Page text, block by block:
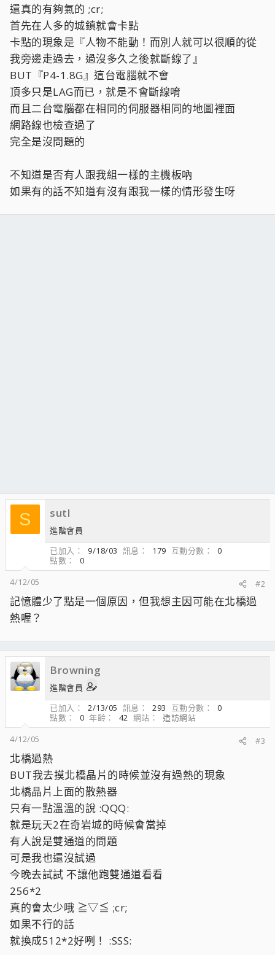
還真的有夠氣的 ;cr;
首先在人多的城鎮就會卡點
卡點的現象是『人物不能動！而別人就可以很順的從
我旁邊走過去，過沒多久之後就斷線了』
BUT『P4-1.8G』這台電腦就不會
頂多只是LAG而已，就是不會斷線唷
而且二台電腦都在相同的伺服器相同的地圖裡面
網路線也檢查過了
完全是沒問題的
不知道是否有人跟我組一樣的主機板吶
如果有的話不知道有沒有跟我一樣的情形發生呀
S sutl
進階會員
已加入
9/18/03 訊息 179 互動分數
0
點數
0
4/12/05
#2
記憶體少了點是一個原因，但我想主因可能在北橋過
熱喔？
Browning
進階會員
已加入
2/13/05 訊息 293 互動分數
0
點數
0 年齡 42 網站
造訪網站
4/12/05
#3
北橋過熱
BUT我去摸北橋晶片的時候並沒有過熱的現象
北橋晶片上面的散熱器
只有一點溫溫的說 :QQQ:
就是玩天2在奇岩城的時候會當掉
有人說是雙通道的問題
可是我也還沒試過
今晚去試試 不讓他跑雙通道看看
256*2
真的會太少哦 ≧▽≦ ;cr;
如果不行的話
就換成512*2好咧！ :SSS: